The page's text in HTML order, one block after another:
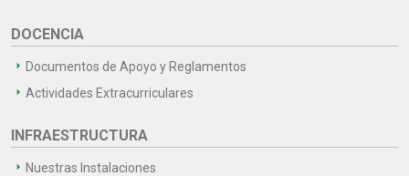
DOCENCIA
Documentos de Apoyo y Reglamentos
Actividades Extracurriculares
INFRAESTRUCTURA
Nuestras Instalaciones